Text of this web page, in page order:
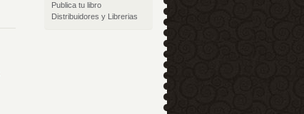
Publica tu libro
Distribuidores y Librerias